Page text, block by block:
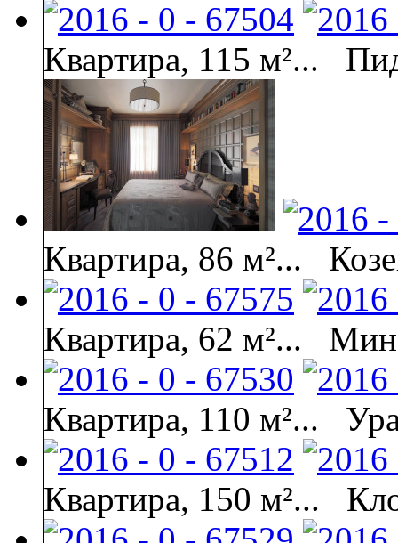
Квартира, 115 м²...
Квартира, 86 м²...
Квартира, 62 м²...
Квартира, 110 м²...
Квартира, 150 м²...